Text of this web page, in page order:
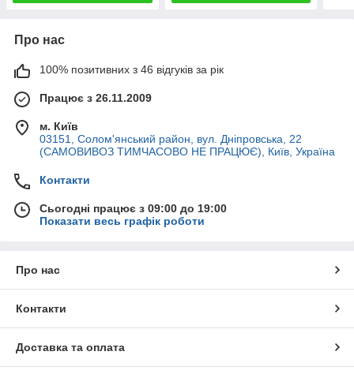
Про нас
100% позитивних з 46 відгуків за рік
Працює з 26.11.2009
м. Київ
03151, Солом'янський район, вул. Дніпровська, 22
(САМОВИВОЗ ТИМЧАСОВО НЕ ПРАЦЮЄ), Київ, Україна
Контакти
Сьогодні працює з 09:00 до 19:00
Показати весь графік роботи
Про нас
Контакти
Доставка та оплата